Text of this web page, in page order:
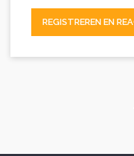
REGISTREREN EN